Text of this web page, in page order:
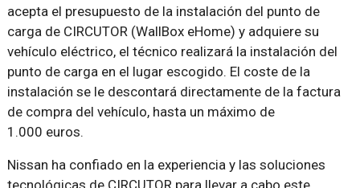
acepta el presupuesto de la instalación del punto de
carga de CIRCUTOR (WallBox eHome) y adquiere su
vehículo eléctrico, el técnico realizará la instalación del
punto de carga en el lugar escogido. El coste de la
instalación se le descontará directamente de la factura
de compra del vehículo, hasta un máximo de
1.000 euros.
Nissan ha confiado en la experiencia y las soluciones
tecnológicas de CIRCUTOR para llevar a cabo este